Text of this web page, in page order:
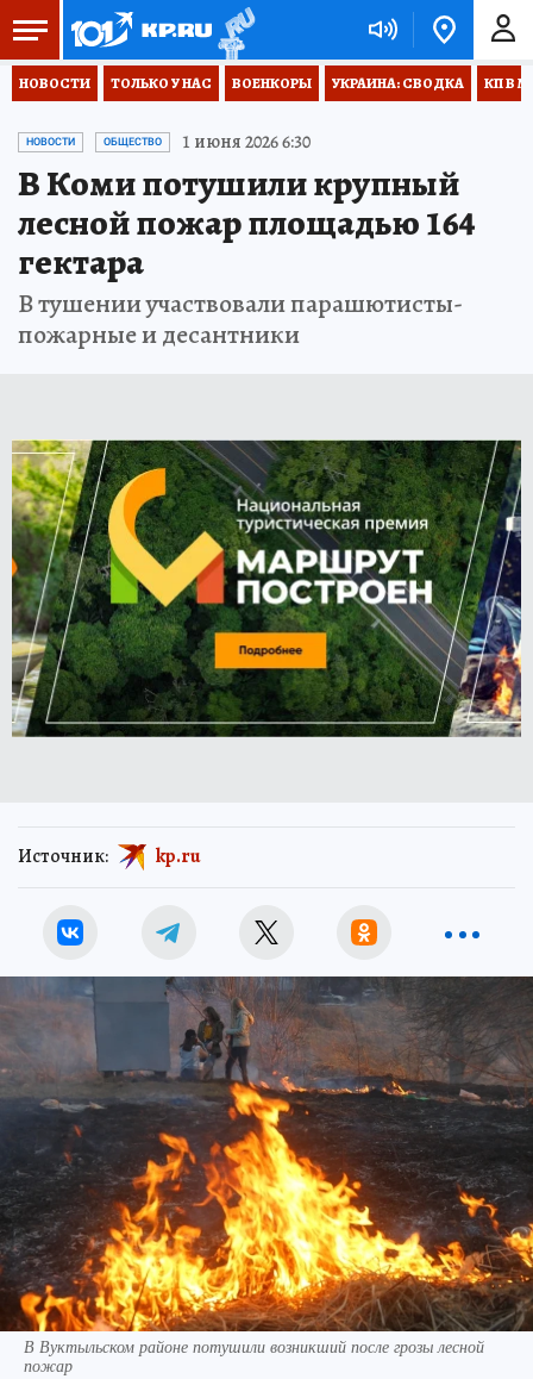
НОВОСТИ ТОЛЬКО У НАС ВОЕНКОРЫ УКРАИНА: СВОДКА КП В
НОВОСТИ ОБЩЕСТВО 1 июня 2026 6:30
В Коми потушили крупный
лесной пожар площадью 164
гектара
В тушении участвовали парашютисты-
пожарные и десантники
Источник: kp.ru
В Вуктыльском районе потушили возникший после грозы лесной
пожар